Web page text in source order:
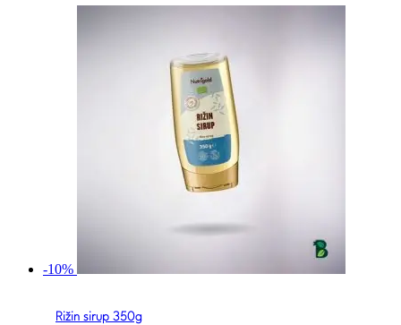
-10%
Rižin sirup 350g